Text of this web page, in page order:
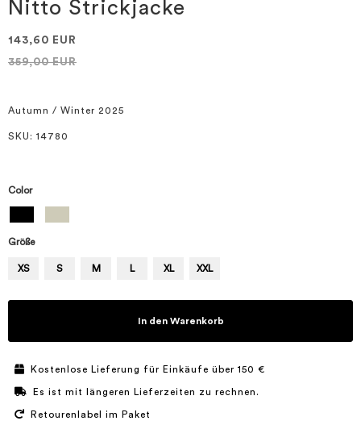
Nitto Strickjacke
143,60 EUR
359,00 EUR
Autumn / Winter 2025
SKU : 14780
Color
Größe
XS S M L XL XXL
In den Warenkorb
Kostenlose Lieferung für Einkäufe über 150 €
Es ist mit längeren Lieferzeiten zu rechnen.
Retourenlabel im Paket